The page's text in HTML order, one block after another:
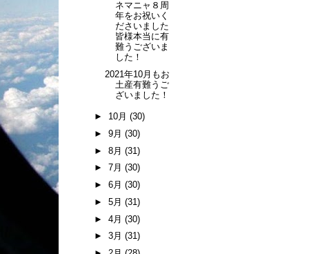
ネマニャ８周
年をお祝いく
ださいました
皆様本当に有
難うございま
した！
2021年10月もお
土産有難うご
ざいました！
► 10月 (30)
► 9月 (30)
► 8月 (31)
► 7月 (30)
► 6月 (30)
► 5月 (31)
► 4月 (30)
► 3月 (31)